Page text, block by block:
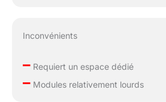
Inconvénients
–Requiert un espace dédié
–Modules relativement lourds